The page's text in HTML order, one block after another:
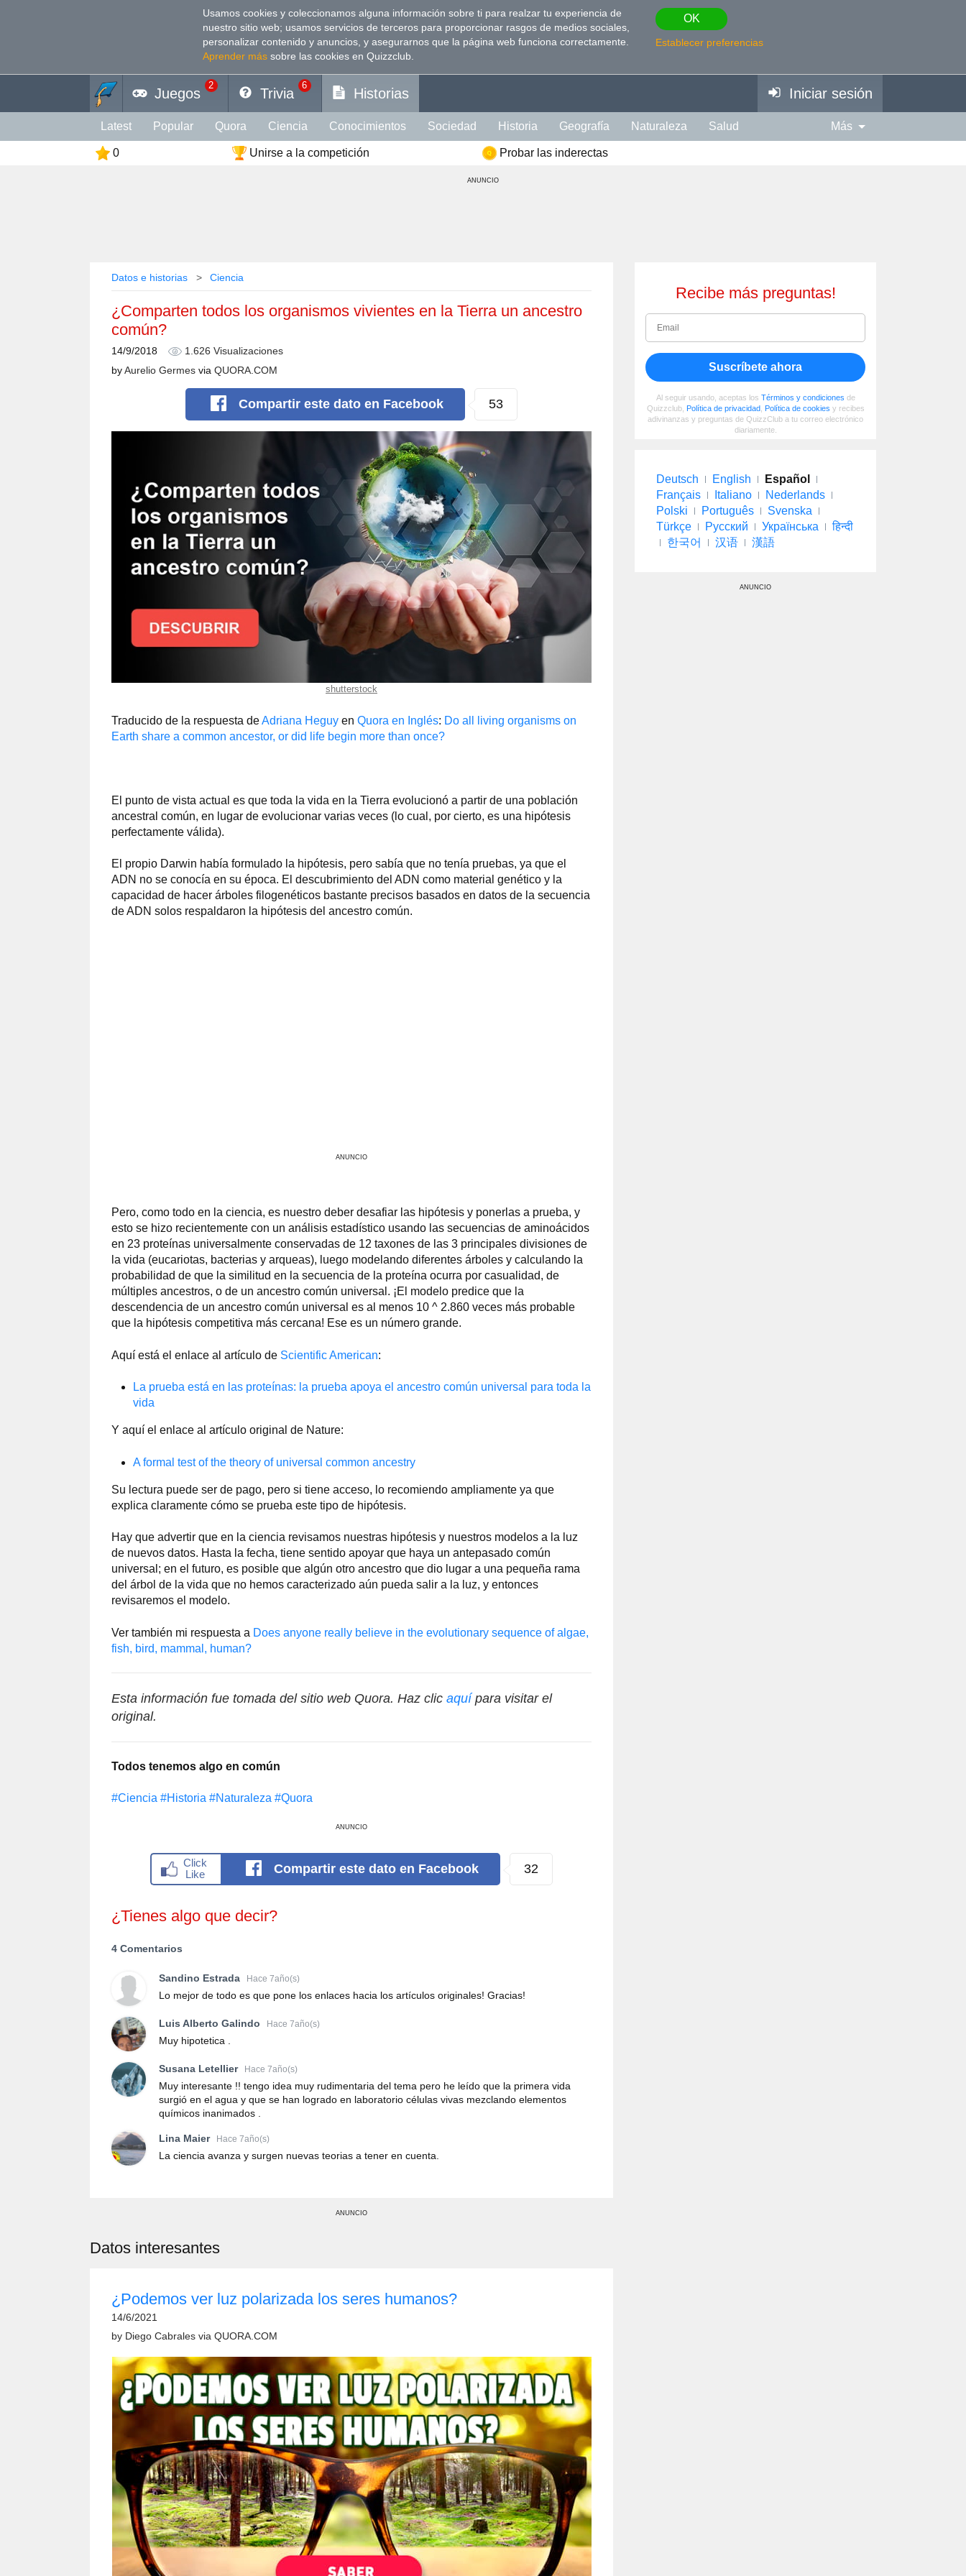
Usamos cookies y coleccionamos alguna información sobre ti para realzar tu experiencia de
nuestro sitio web; usamos servicios de terceros para proporcionar rasgos de medios sociales,
personalizar contenido y anuncios, y asegurarnos que la página web funciona correctamente.
Aprender más sobre las cookies en Quizzclub.
OK
Establecer preferencias
Juegos
2
Trivia
6
Historias Iniciar sesión
Latest Popular Quora Сiencia Conocimientos Sociedad Historia Geografía Naturaleza Salud
Personalidad Animales Visión Política Idioma Comida
Celebridades
Más
0 Unirse a la competición Probar las inderectas
ANUNCIO
Datos e historias Сiencia
¿Comparten todos los organismos vivientes en la Tierra un ancestro
común?
14/9/2018
1.626 Visualizaciones
by Aurelio Germes via QUORA.COM
Compartireste datoen Facebook 53
shutterstock
Traducido de la respuesta deAdriana Heguy en Quora en Inglés: Do all living organisms on
Earth share a common ancestor, or did life begin more than once?
El punto de vista actual es que toda la vida en la Tierra evolucionó a partir de una población
ancestral común, en lugar de evolucionar varias veces (lo cual, por cierto, es una hipótesis
perfectamente válida).
El propio Darwin había formulado la hipótesis, pero sabía que no tenía pruebas, ya que el
ADN no se conocía en su época. El descubrimiento del ADN como material genético y la
capacidad de hacer árboles filogenéticos bastante precisos basados en datos de la secuencia
de ADN solos respaldaron la hipótesis del ancestro común.
ANUNCIO
Pero, como todo en la ciencia, es nuestro deber desafiar las hipótesis y ponerlas a prueba, y
esto se hizo recientemente con un análisis estadístico usando las secuencias de aminoácidos
en 23 proteínas universalmente conservadas de 12 taxones de las 3 principales divisiones de
la vida (eucariotas, bacterias y arqueas), luego modelando diferentes árboles y calculando la
probabilidad de que la similitud en la secuencia de la proteína ocurra por casualidad, de
múltiples ancestros, o de un ancestro común universal. ¡El modelo predice que la
descendencia de un ancestro común universal es al menos 10 ^ 2.860 veces más probable
que la hipótesis competitiva más cercana! Ese es un número grande.
Aquí está el enlace al artículo de Scientific American:
La prueba está en las proteínas: la prueba apoya el ancestro común universal para toda la
vida
Y aquí el enlace al artículo original de Nature:
A formal test of the theory of universal common ancestry
Su lectura puede ser de pago, pero si tiene acceso, lo recomiendo ampliamente ya que
explica claramente cómo se prueba este tipo de hipótesis.
Hay que advertir que en la ciencia revisamos nuestras hipótesis y nuestros modelos a la luz
de nuevos datos. Hasta la fecha, tiene sentido apoyar que haya un antepasado común
universal; en el futuro, es posible que algún otro ancestro que dio lugar a una pequeña rama
del árbol de la vida que no hemos caracterizado aún pueda salir a la luz, y entonces
revisaremos el modelo.
Ver también mi respuesta a Does anyone really believe in the evolutionary sequence of algae,
fish, bird, mammal, human?
Esta información fue tomada del sitio web Quora. Haz clic aquípara visitar el
original.
Todos tenemos algo en común
#Сiencia #Historia #Naturaleza #Quora
ANUNCIO
Compartir este dato en Facebook 53
¿Tienes algo que decir?
4 Comentarios
Sandino Estrada Hace 7año(s)
Lo mejor de todo es que pone los enlaces hacia los artículos originales! Gracias!
Luis Alberto Galindo Hace 7año(s)
Muy hipotetica .
Susana Letellier Hace 7año(s)
Muy interesante !! tengo idea muy rudimentaria del tema pero he leído que la primera vida
surgió en el agua y que se han logrado en laboratorio células vivas mezclando elementos
químicos inanimados .
Lina Maier Hace 7año(s)
La ciencia avanza y surgen nuevas teorias a tener en cuenta.
ANUNCIO
Datos interesantes
¿Podemos ver luz polarizada los seres humanos?
14/6/2021
by Diego Cabrales via QUORA.COM
Recibe más preguntas!
Suscríbete ahora
Al seguir usando, aceptas los Términos y condiciones de
Quizzclub, Política de privacidad, Política de cookies y recibes
adivinanzas y preguntas de QuizzClub a tu correo electrónico
diariamente.
Deutsch English
Español
Français
Italiano
Nederlands
Polski
Português
Svenska
Türkçe
Русский Українська
हिन्दी
한국어
汉语 漢語
ANUNCIO